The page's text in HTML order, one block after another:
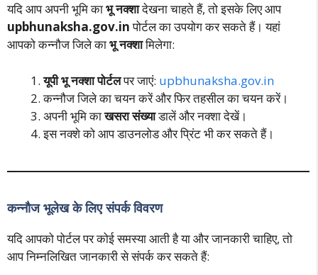
यदि आप अपनी भूमि काभू नक्शादेखना चाहते हैं, तो इसके लिए आप
upbhunaksha.gov.inपोर्टल का उपयोग कर सकते हैं। यहां
आपको कन्नौज जिले काभू नक्शामिलेगा:
यूपी भू नक्शा पोर्टलपर जाएं: upbhunaksha.gov.in
कन्नौज जिले का चयन करें और फिर तहसील का चयन करें।
अपनी भूमि काखसरा संख्याडालें और नक्शा देखें।
इस नक्शे को आप डाउनलोड और प्रिंट भी कर सकते हैं।
कन्नौज भूलेख के लिए संपर्क विवरण
यदि आपको पोर्टल पर कोई समस्या आती है या और जानकारी चाहिए, तो
आप निम्नलिखित जानकारी से संपर्क कर सकते हैं: